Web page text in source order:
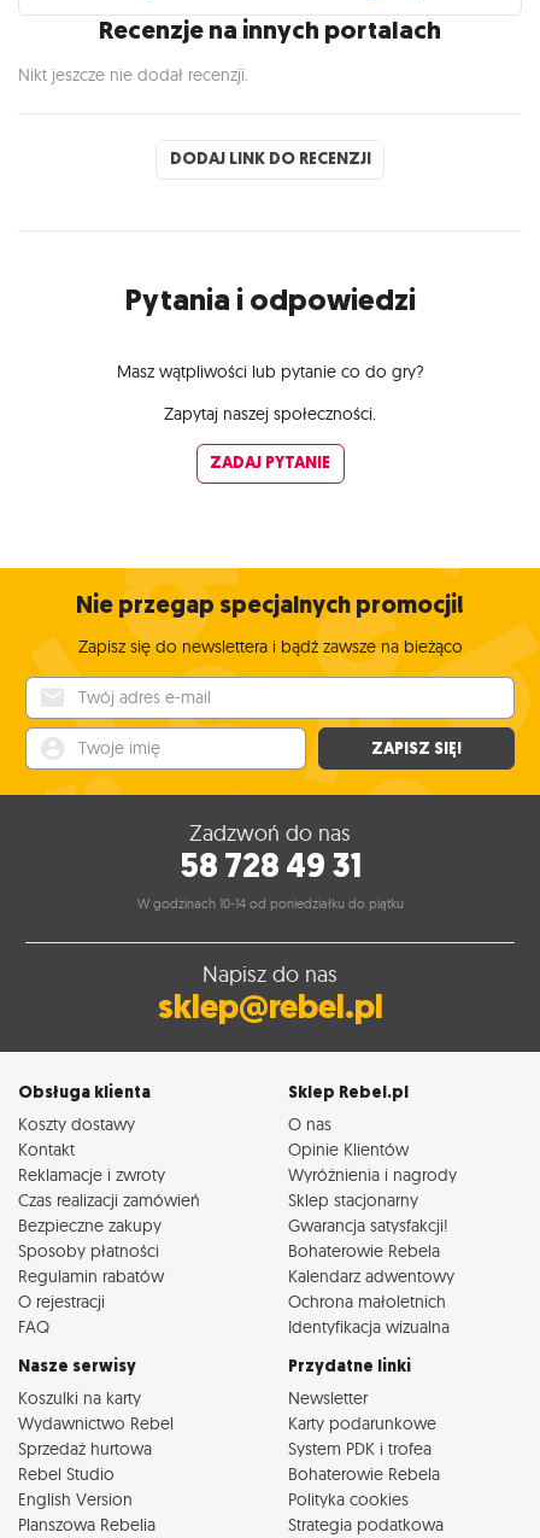
Recenzje na innych portalach
Nikt jeszcze nie dodał recenzji.
DODAJ LINK DO RECENZJI
Pytania i odpowiedzi
Masz wątpliwości lub pytanie co do gry?
Zapytaj naszej społeczności.
ZADAJ PYTANIE
Nie przegap specjalnych promocji!
Zapisz się do newslettera i bądź zawsze na bieżąco
ZAPISZ SIĘ!
Zadzwoń do nas
58 728 49 31
W godzinach 10-14 od poniedziałku do piątku
Napisz do nas
sklep@rebel.pl
Obsługa klienta
Koszty dostawy
Kontakt
Reklamacje i zwroty
Czas realizacji zamówień
Bezpieczne zakupy
Sposoby płatności
Regulamin rabatów
O rejestracji
FAQ
Sklep Rebel.pl
O nas
Opinie Klientów
Wyróżnienia i nagrody
Sklep stacjonarny
Gwarancja satysfakcji!
Bohaterowie Rebela
Kalendarz adwentowy
Ochrona małoletnich
Identyfikacja wizualna
Nasze serwisy
Koszulki na karty
Wydawnictwo Rebel
Sprzedaż hurtowa
Rebel Studio
English Version
Planszowa Rebelia
Przydatne linki
Newsletter
Karty podarunkowe
System PDK i trofea
Bohaterowie Rebela
Polityka cookies
Strategia podatkowa